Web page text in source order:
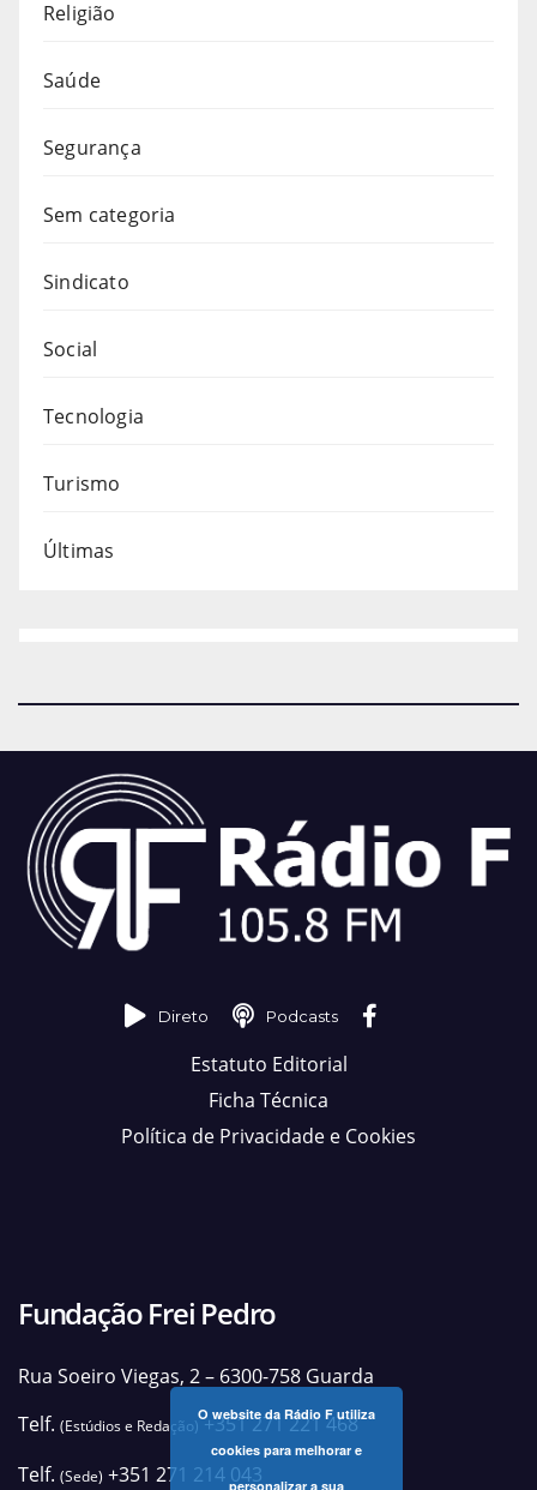
Religião
Saúde
Segurança
Sem categoria
Sindicato
Social
Tecnologia
Turismo
Últimas
Direto Podcasts
Estatuto Editorial
Ficha Técnica
Política de Privacidade e Cookies
Fundação Frei Pedro
Rua Soeiro Viegas, 2 – 6300-758 Guarda
Telf. (Estúdios e Redação)+351 271 221 468
Telf. (Sede) +351 271 214 043
O website da Rádio F utiliza
cookies para melhorar e
personalizar a sua